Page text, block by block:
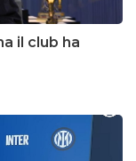
il club ha